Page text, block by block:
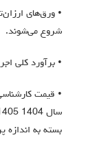
شروع می‌شوند.
• برآورد کلی
بسته به اندازه